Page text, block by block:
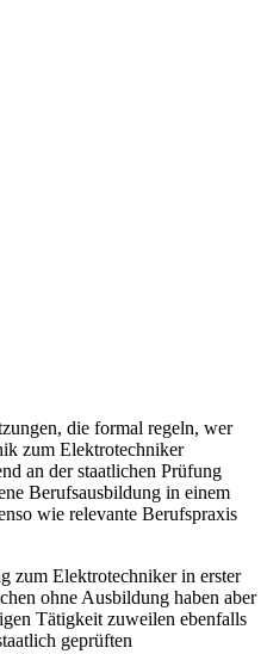
die formal regeln, wer
zum Elektrotechniker
an der staatlichen Prüfung
Berufsausbildung in einem
wie relevante Berufspraxis
zum Elektrotechniker in erster
ohne Ausbildung haben aber
Tätigkeit zuweilen ebenfalls
geprüften